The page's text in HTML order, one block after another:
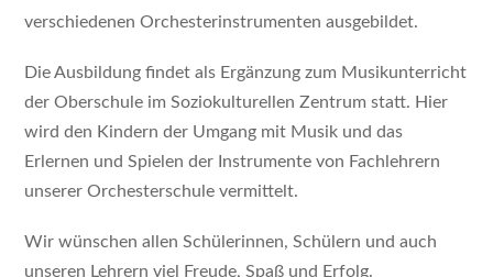
verschiedenen Orchesterinstrumenten ausgebildet.
Die Ausbildung findet als Ergänzung zum Musikunterricht
der Oberschule im Soziokulturellen Zentrum statt. Hier
wird den Kindern der Umgang mit Musik und das
Erlernen und Spielen der Instrumente von Fachlehrern
unserer Orchesterschule vermittelt.
Wir wünschen allen Schülerinnen, Schülern und auch
unseren Lehrern viel Freude, Spaß und Erfolg.